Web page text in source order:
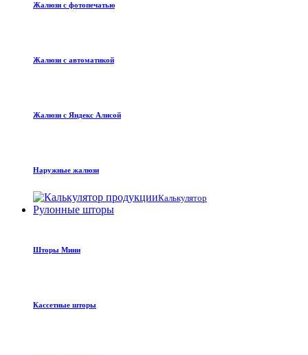
Жалюзи с фотопечатью
Жалюзи с автоматикой
Жалюзи с Яндекс Алисой
Наружные жалюзи
Калькулятор
Рулонные шторы
Шторы Мини
Кассетные шторы